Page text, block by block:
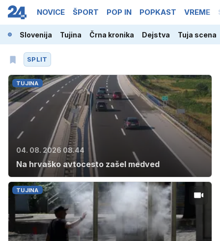
NOVICE ŠPORT POP IN POPKAST VREME
Slovenija Tujina Črna kronika Dejstva Tuja scena
SPLIT
TUJINA
04. 08. 2026 08.44
Na hrvaško avtocesto zašel medved
TUJINA